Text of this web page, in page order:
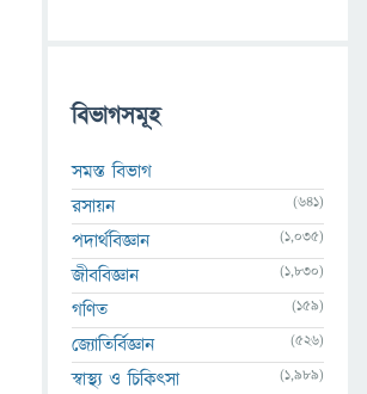
বিভাগসমূহ
সমস্ত বিভাগ
রসায়ন
(641)
পদার্থবিজ্ঞান (1,035)
জীববিজ্ঞান (1,830)
গণিত (159)
জ্যোতির্বিজ্ঞান (526)
স্বাস্থ্য ও চিকিৎসা (1,989)